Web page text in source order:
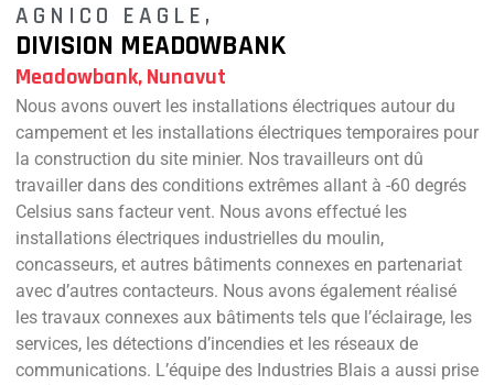
AGNICO EAGLE,
DIVISION MEADOWBANK
Meadowbank, Nunavut
Nous avons ouvert les installations électriques autour du
campement et les installations électriques temporaires pour
la construction du site minier. Nos travailleurs ont dû
travailler dans des conditions extrêmes allant à -60 degrés
Celsius sans facteur vent. Nous avons effectué les
installations électriques industrielles du moulin,
concasseurs, et autres bâtiments connexes en partenariat
avec d’autres contacteurs. Nous avons également réalisé
les travaux connexes aux bâtiments tels que l’éclairage, les
services, les détections d’incendies et les réseaux de
communications. L’équipe des Industries Blais a aussi prise